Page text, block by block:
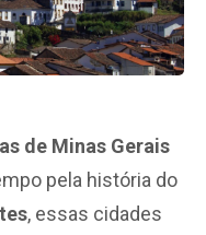
de Minas Gerais
pela história do
, essas cidades